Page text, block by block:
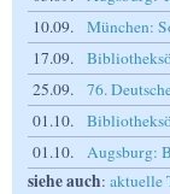
10.09.
München:
17.09.
25.09.
76.
01.10.
01.10.
Augsburg:
siehe auch: aktuelle